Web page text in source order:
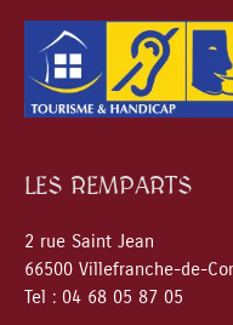
LES REMPARTS
2 rue Saint Jean
66500 Villefranche-de-
Tel : 04 68 05 87 05